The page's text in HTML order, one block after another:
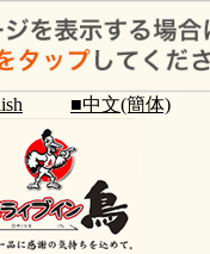
■中文(簡体)